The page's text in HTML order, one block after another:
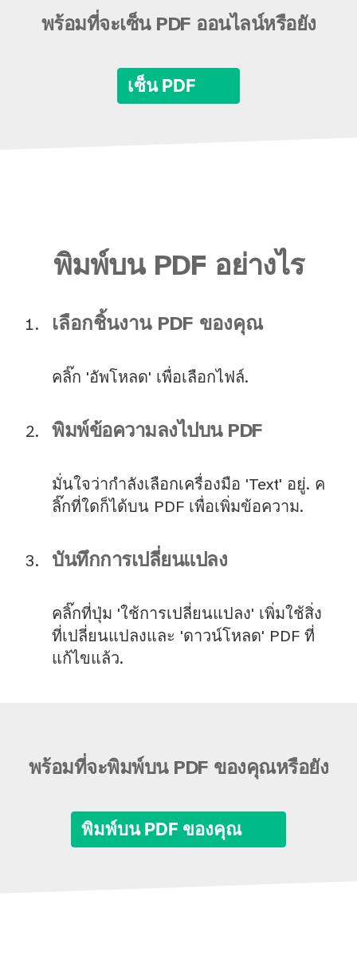
พร้อมที่จะเซ็น PDF ออนไลน์หรือยัง
เซ็น PDF
พิมพ์บน PDF อย่างไร
เลือกชิ้นงาน PDF ของคุณ
คลิ๊ก 'อัพโหลด' เพื่อเลือกไฟล์.
พิมพ์ข้อความลงไปบน PDF
มั่นใจว่ากำลังเลือกเครื่องมือ 'Text' อยู่. ค
ลิ๊กที่ใดก็ได้บน PDF เพื่อเพิ่มข้อความ.
บันทึกการเปลี่ยนแปลง
คลิ๊กที่ปุ่ม 'ใช้การเปลี่ยนแปลง' เพิ่มใช้สิ่ง
ที่เปลี่ยนแปลงและ 'ดาวน์โหลด' PDF ที่
แก้ไขแล้ว.
พร้อมที่จะพิมพ์บน PDF ของคุณหรือยัง
พิมพ์บน PDF ของคุณ